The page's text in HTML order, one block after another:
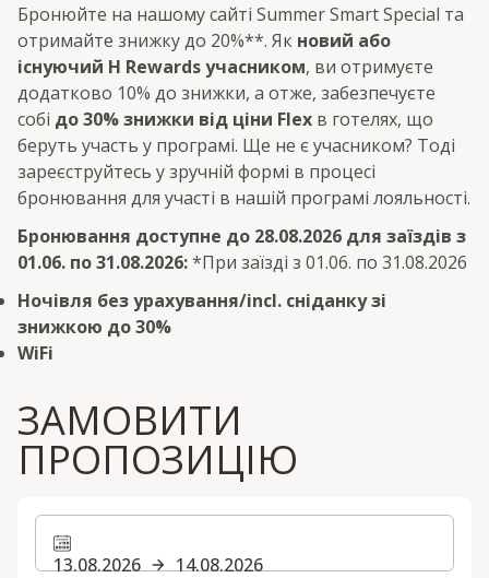
Бронюйте на нашому сайті Summer Smart Special та
отримайте знижку до 20%**. Як новий або
існуючий H Rewards учасником, ви отримуєте
додатково 10% до знижки, а отже, забезпечуєте
собі до 30% знижки від ціни Flex в готелях, що
беруть участь у програмі. Ще не є учасником? Тоді
зареєструйтесь у зручній формі в процесі
бронювання для участі в нашій програмі лояльності.
Бронювання доступне до 28.08.2026 для заїздів з
01.06. по 31.08.2026:*При заїзді з 01.06. по 31.08.2026
Ночівля без урахування/incl. сніданку зі
знижкою до 30%
WiFi
ЗАМОВИТИ
ПРОПОЗИЦІЮ
13.08.2026
14.08.2026